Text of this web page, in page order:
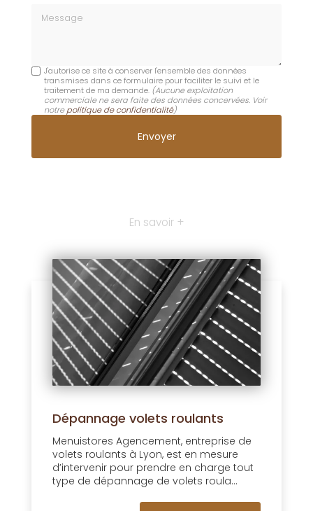
J'autorise ce site à conserver l'ensemble des données
transmises dans ce formulaire pour faciliter le suivi et le
traitement de ma demande. (Aucune exploitation
commerciale ne sera faite des données concervées. Voir
notrepolitique de confidentialité)
En savoir +
Dépannage volets roulants
Menuistores Agencement, entreprise de
volets roulants à Lyon, est en mesure
d’intervenir pour prendre en charge tout
type de dépannage de volets roula...